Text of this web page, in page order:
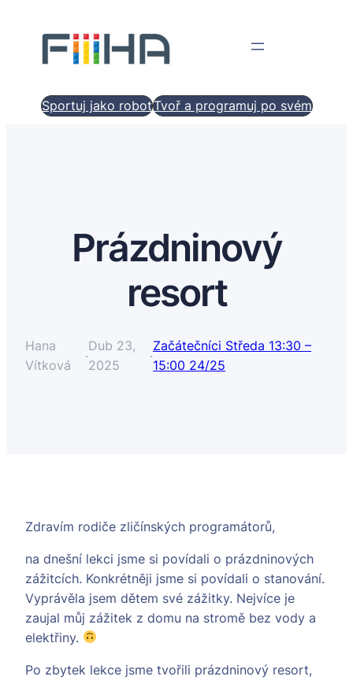
Sportuj jako robotTvoř a programuj po svém
Prázdninový
resort
Hana
Vítková
·
Dub 23,
2025
·
Začátečníci Středa 13:30 –
15:00 24/25
Zdravím rodiče zličínských programátorů,
na dnešní lekci jsme si povídali o prázdninových
zážitcích. Konkrétněji jsme si povídali o stanování.
Vyprávěla jsem dětem své zážitky. Nejvíce je
zaujal můj zážitek z domu na stromě bez vody a
elektřiny.
Po zbytek lekce jsme tvořili prázdninový resort,